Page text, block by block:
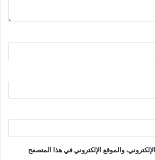
والموقع الإلكتروني في هذا المتصفح